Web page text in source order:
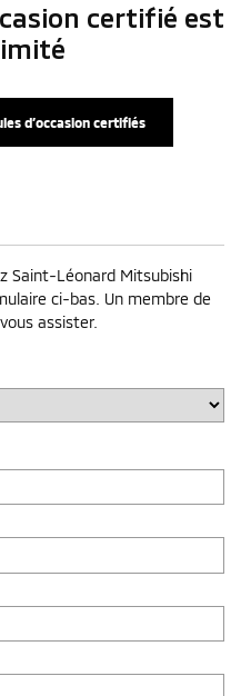
certifié est
d’occasion certifiés
Saint-Léonard Mitsubishi
ci-bas. Un membre de
assister.